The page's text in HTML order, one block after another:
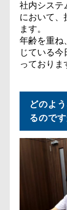
社内システ
において、
ます。
年齢を重ね
じている
っておりま
どのよ
るので